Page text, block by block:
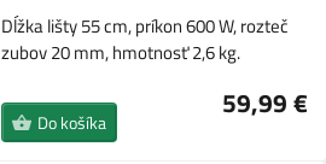
Dĺžka lišty 55 cm, príkon 600 W, rozteč
zubov 20 mm, hmotnosť 2,6 kg.
59,99 €
Do košíka